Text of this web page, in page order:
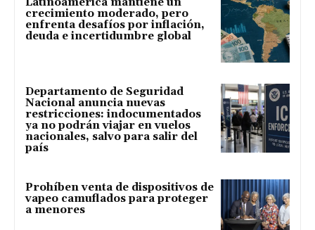
crecimiento moderado, pero
enfrenta desafíos por inflación,
deuda e incertidumbre global
Departamento de Seguridad
Nacional anuncia nuevas
restricciones: indocumentados
ya no podrán viajar en vuelos
nacionales, salvo para salir del
país
Prohíben venta de dispositivos de
vapeo camuflados para proteger
a menores